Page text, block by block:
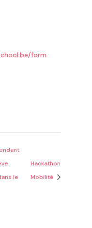
form
le
Hackathon
Mobilité